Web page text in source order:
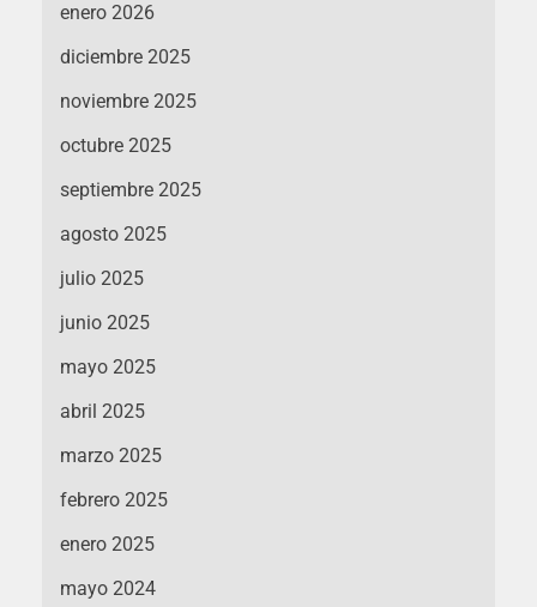
enero 2026
diciembre 2025
noviembre 2025
octubre 2025
septiembre 2025
agosto 2025
julio 2025
junio 2025
mayo 2025
abril 2025
marzo 2025
febrero 2025
enero 2025
mayo 2024